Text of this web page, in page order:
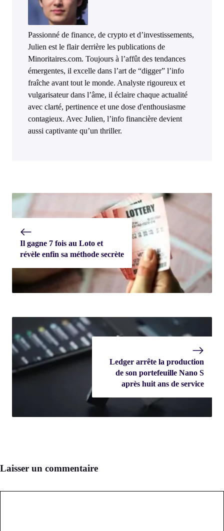
Passionné de finance, de crypto et d’investissements,
Julien est le flair derrière les publications de
Minoritaires.com. Toujours à l’affût des tendances
émergentes, il excelle dans l’art de “digger” l’info
fraîche avant tout le monde. Analyste rigoureux et
vulgarisateur dans l’âme, il éclaire chaque actualité
avec clarté, pertinence et une dose d'enthousiasme
contagieux. Avec Julien, l’info financière devient
aussi captivante qu’un thriller.
Il gagne 7 fois au Loto et
révèle enfin sa méthode secrète
Ledger arrête la production
de son portefeuille Nano S
après huit ans de service
Laisser un commentaire